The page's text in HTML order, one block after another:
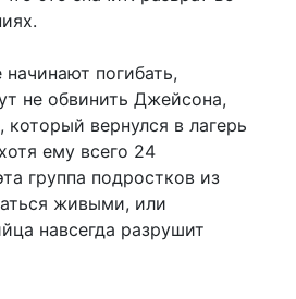
погибать,
не обвинить Джейсона,
который вернулся в лагерь
ему всего 24
группа подростков из
живыми, или
навсегда разрушит